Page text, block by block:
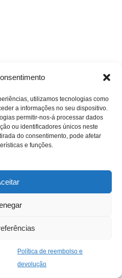
utilizamos tecnologias como
a informações no seu dispositivo.
permitir-nos-á processar dados
ou identificadores únicos neste
do consentimento, pode afetar
e funções.
Política de reembolso e
devolução